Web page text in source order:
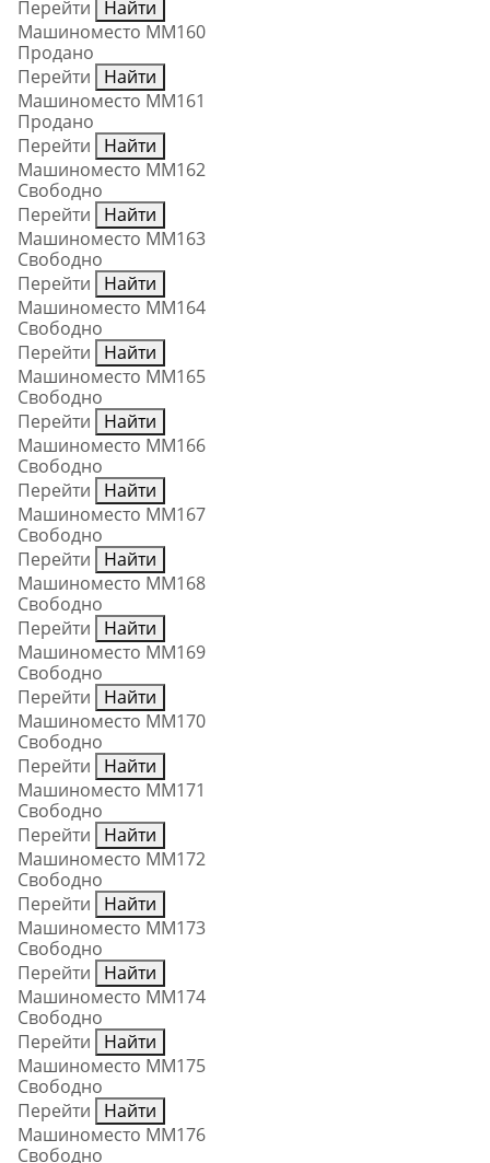
Перейти
Найти
Машиноместо ММ160
Продано
Перейти
Найти
Машиноместо ММ161
Продано
Перейти
Найти
Машиноместо ММ162
Свободно
Перейти
Найти
Машиноместо ММ163
Свободно
Перейти
Найти
Машиноместо ММ164
Свободно
Перейти
Найти
Машиноместо ММ165
Свободно
Перейти
Найти
Машиноместо ММ166
Свободно
Перейти
Найти
Машиноместо ММ167
Свободно
Перейти
Найти
Машиноместо ММ168
Свободно
Перейти
Найти
Машиноместо ММ169
Свободно
Перейти
Найти
Машиноместо ММ170
Свободно
Перейти
Найти
Машиноместо ММ171
Свободно
Перейти
Найти
Машиноместо ММ172
Свободно
Перейти
Найти
Машиноместо ММ173
Свободно
Перейти
Найти
Машиноместо ММ174
Свободно
Перейти
Найти
Машиноместо ММ175
Свободно
Перейти
Найти
Машиноместо ММ176
Свободно